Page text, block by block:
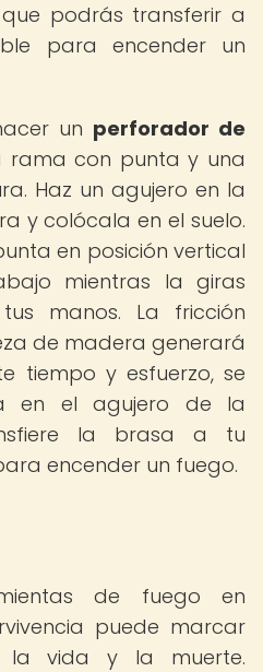
podrás transferir a
para encender un
un perforador de
rama con punta y una
Haz un agujero en la
y colócala en el suelo.
en posición vertical
mientras la giras
manos. La fricción
de madera generará
tiempo y esfuerzo, se
en el agujero de la
la brasa a tu
encender un fuego.
de fuego en
puede marcar
la vida y la muerte.